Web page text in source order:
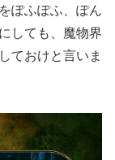
ぽふぽふ、ぽん
しても、魔物界
ておけと言いま